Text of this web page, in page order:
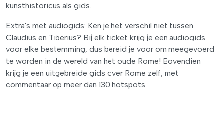
kunsthistoricus als gids.
Extra's met audiogids: Ken je het verschil niet tussen
Claudius en Tiberius? Bij elk ticket krijg je een audiogids
voor elke bestemming, dus bereid je voor om meegevoerd
te worden in de wereld van het oude Rome! Bovendien
krijg je een uitgebreide gids over Rome zelf, met
commentaar op meer dan 130 hotspots.